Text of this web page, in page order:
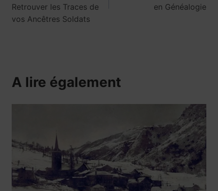
l’article
Retrouver les Traces de
vos Ancêtres Soldats
en Généalogie
A lire également